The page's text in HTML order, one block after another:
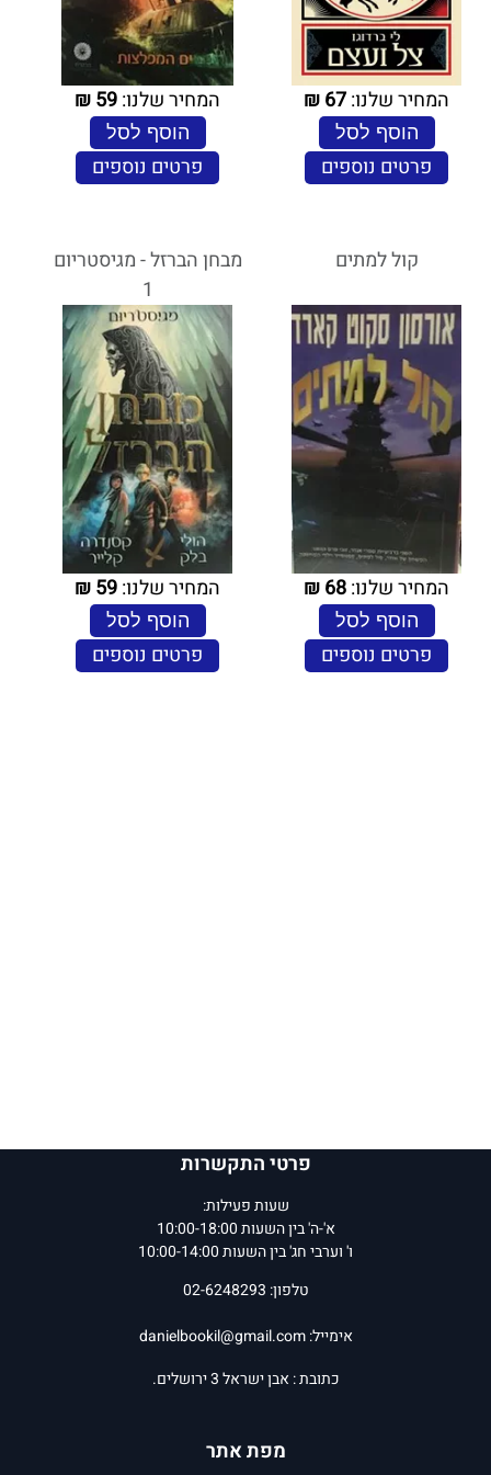
המחיר שלנו:67
₪
הוסף לסל
פרטים נוספים
המחיר שלנו:59
₪
הוסף לסל
פרטים נוספים
קול למתים
המחיר שלנו:68
₪
הוסף לסל
פרטים נוספים
מבחן הברזל - מגיסטריום
1
המחיר שלנו:59
₪
הוסף לסל
פרטים נוספים
פרטי התקשרות
שעות פעילות:
א'-ה' בין השעות 10:00-18:00
ו' וערבי חג' בין השעות 10:00-14:00
טלפון: 02-6248293
אימייל:danielbookil@gmail.com
כתובת : אבן ישראל 3 ירושלים.
מפת אתר